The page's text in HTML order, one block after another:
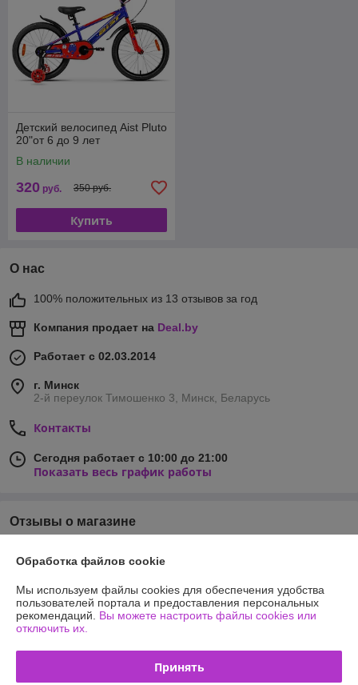
Детский велосипед Aist Pluto
20"от 6 до 9 лет
В наличии
320 руб. 350 руб.
Купить
О нас
100% положительных из 13 отзывов за год
Компания продает на Deal.by
Работает с 02.03.2014
г. Минск
2-й переулок Тимошенко 3, Минск, Беларусь
Контакты
Сегодня работает с 10:00 до 21:00
Показать весь график работы
Отзывы о магазине
26.05.2026
Покупатель
Хорошо
Обработка файлов cookie
Мы используем файлы cookies для обеспечения удобства
пользователей портала и предоставления персональных
рекомендаций. Вы можете настроить файлы cookies или
отключить их.
Принять